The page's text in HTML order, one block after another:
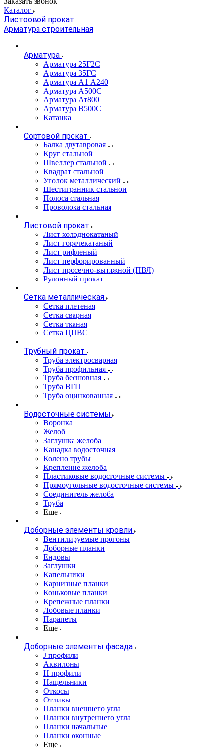
Каталог
Листоовой прокат
Арматура строительная
Арматура
Арматура 25Г2С
Арматура 35ГС
Арматура А1 А240
Арматура А500С
Арматура Ат800
Арматура В500С
Катанка
Сортовой прокат
Балка двутавровая
Круг стальной
Швеллер стальной
Квадрат стальной
Уголок металлический
Шестигранник стальной
Полоса стальная
Проволока стальная
Листовой прокат
Лист холоднокатаный
Лист горячекатаный
Лист рифленый
Лист перфорированный
Лист просечно-вытяжной (ПВЛ)
Рулонный прокат
Сетка металлическая
Сетка плетеная
Сетка сварная
Сетка тканая
Сетка ЦПВС
Трубный прокат
Труба электросварная
Труба профильная
Труба бесшовная
Труба ВГП
Труба оцинкованная
Водосточные системы
Воронка
Желоб
Заглушка желоба
Канадка водосточная
Колено трубы
Крепление желоба
Пластиковые водосточные системы
Прямоугольные водосточные системы
Соединитель желоба
Труба
Еще
Доборные элементы кровли
Вентилируемые прогоны
Доборные планки
Ендовы
Заглушки
Капельники
Карнизные планки
Коньковые планки
Крепежные планки
Лобовые планки
Парапеты
Еще
Доборные элементы фасада
J профили
Аквилоны
Н профили
Нащельники
Откосы
Отливы
Планки внешнего угла
Планки внутреннего угла
Планки начальные
Планки оконные
Еще